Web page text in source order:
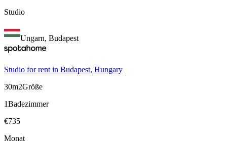
Studio
Ungarn, Budapest
Studio for rent in Budapest, Hungary
30m2Größe
1Badezimmer
€735
Monat